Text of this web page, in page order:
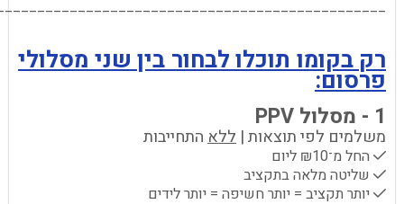
רק בקומו תוכלו לבחור בין שני מסלולי
פרסום:
1 - מסלול PPV
משלמים לפי תוצאות | ללאהתחייבות
✔ החל מ־₪10 ליום
✔ שליטה מלאה בתקציב
✔ יותר תקציב = יותר חשיפה = יותר לידים